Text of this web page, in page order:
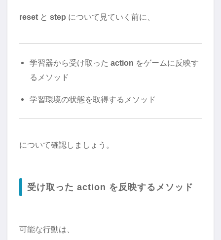
reset と step について見ていく前に、
学習器から受け取った action をゲームに反映す
るメソッド
学習環境の状態を取得するメソッド
について確認しましょう。
受け取った action を反映するメソッド
可能な行動は、